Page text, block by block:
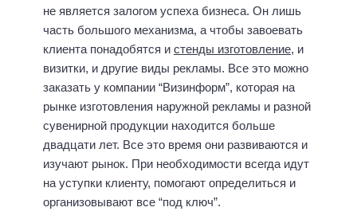
не является залогом успеха бизнеса. Он лишь
часть большого механизма, а чтобы завоевать
клиента понадобятся и стенды изготовление, и
визитки, и другие виды рекламы. Все это можно
заказать у компании “Визинформ”, которая на
рынке изготовления наружной рекламы и разной
сувенирной продукции находится больше
двадцати лет. Все это время они развиваются и
изучают рынок. При необходимости всегда идут
на уступки клиенту, помогают определиться и
организовывают все “под ключ”.